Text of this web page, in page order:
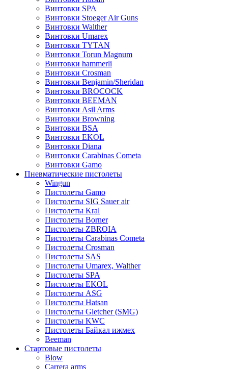
Винтовки SPA
Винтовки Stoeger Air Guns
Винтовки Walther
Винтовки Umarex
Винтовки TYTAN
Винтовки Torun Magnum
Винтовки hammerli
Винтовки Crosman
Винтовки Benjamin/Sheridan
Винтовки BROCOCK
Винтовки BEEMAN
Винтовки Asil Arms
Винтовки Browning
Винтовки BSA
Винтовки EKOL
Винтовки Diana
Винтовки Carabinas Cometa
Винтовки Gamo
Пневматические пистолеты
Wingun
Пистолеты Gamo
Пистолеты SIG Sauer air
Пистолеты Kral
Пистолеты Borner
Пистолеты ZBROIA
Пистолеты Carabinas Cometa
Пистолеты Crosman
Пистолеты SAS
Пистолеты Umarex, Walther
Пистолеты SPA
Пистолеты EKOL
Пистолеты ASG
Пистолеты Hatsan
Пистолеты Gletcher (SMG)
Пистолеты KWC
Пистолеты Байкал ижмех
Beeman
Стартовые пистолеты
Blow
Carrera arms